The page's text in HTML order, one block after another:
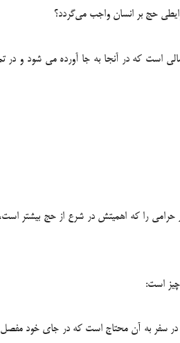
حج بر انسان واجب می‌گردد؟
است كه در آنجا به جا آورده می شود و در
را كه اهمیتش در شرع از حج بیشتر
سفر به آن محتاج است كه در جای خود مفصل